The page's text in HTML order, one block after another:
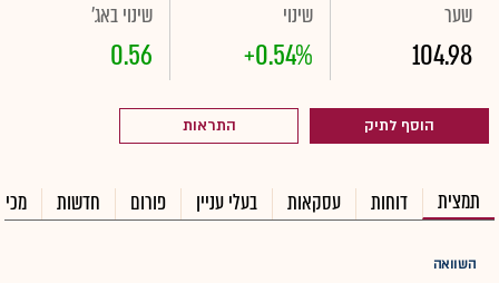
שער
104.98
שינוי
+0.54%
שינוי באג'
0.56
הוסף לתיק התראות
תמצית דוחות עסקאות בעלי עניין פורום חדשות
השוואה